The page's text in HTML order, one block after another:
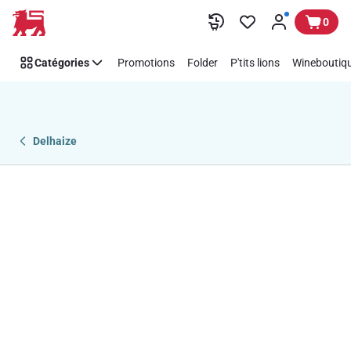
Passer 0
Catégories Promotions Folder P'tits lions
Delhaize